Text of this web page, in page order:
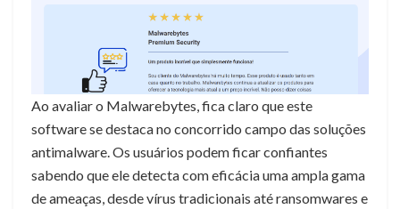
Ao avaliar o Malwarebytes, fica claro que este
software se destaca no concorrido campo das soluções
antimalware. Os usuários podem ficar confiantes
sabendo que ele detecta com eficácia uma ampla gama
de ameaças, desde vírus tradicionais até ransomwares e